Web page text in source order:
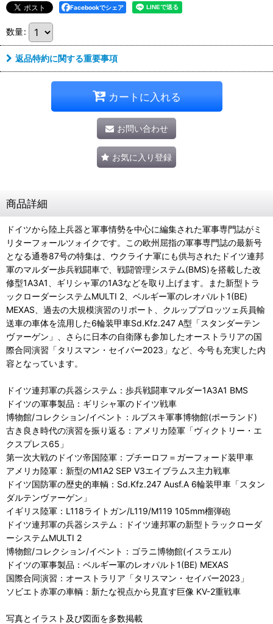
Facebookでシェア
数量:
返品特約に関する重要事項
カートに入れる
お問い合わせ
お気に入り登録
商品詳細
ドイツから陸上兵器と軍事情勢を中心に編集された軍事専門誌がミ
リターフォールツォイクです。この欧州屈指の軍事専門誌の最新号
となる通巻87号の特集は、ウクライナ軍にも供与されたドイツ連邦
軍のマルダー歩兵戦闘車で、戦闘管理システム(BMS)を搭載した改
修型1A3A1、ギリシャ軍の1A3などを取り上げます。また新型トラ
ックローダーシステムMULTI 2、ベルギー軍のレオパルト1(BE)
MEXAS、過去の大規模演習のリポート、クルッププロッツェ兵員輸
送車の車体を流用した6輪装甲車Sd.Kfz.247 A型「スタンダーテン
ヴァーゲン」、さらに日本の自衛隊も参加したオーストラリアの国
際合同演習「タリスマン・セイバー2023」など、今号も充実した内
容となっています。
ドイツ連邦軍の兵器システム：歩兵戦闘車マルダー1A3A1 BMS
ドイツの軍事製品：ギリシャ軍のドイツ戦車
博物館/コレクション/イベント：ルブスキ軍事博物館(ポーランド)
古き良き時代の演習を振り返る：アメリカ陸軍「ヴィクトリー・エ
クスプレス65」
第一次大戦のドイツ帝国陸軍：プチーロフ＝ガーフォード装甲車
アメリカ陸軍：新型のM1A2 SEP V3エイブラムス主力戦車
ドイツ国防軍の歴史的車輌：Sd.Kfz.247 Ausf.A 6輪装甲車「スタン
ダルテンヴァーゲン」
イギリス陸軍：L118ライトガン/L119/M119 105mm榴弾砲
ドイツ連邦軍の兵器システム：ドイツ連邦軍の新型トラックローダ
ーシステムMULTI 2
博物館/コレクション/イベント：ゴラニ博物館(イスラエル)
ドイツの軍事製品：ベルギー軍のレオパルト1(BE) MEXAS
国際合同演習：オーストラリア「タリスマン・セイバー2023」
ソビエト赤軍の車輌：新たな視点から見直す巨像 KV-2重戦車
写真とイラスト及び図面を多数掲載